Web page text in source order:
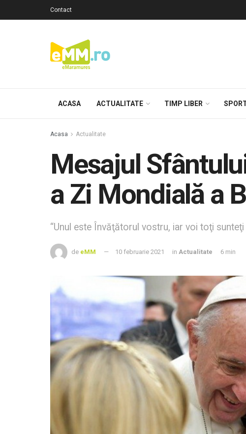
Contact
ACASA ACTUALITATE TIMP LIBER
Acasa Actualitate
Mesajul
a Zi Mondială a
“Unul este Învăţătorul vostru, iar voi toţi
de eMM 10 februarie 2021 in Actualitate 6 min